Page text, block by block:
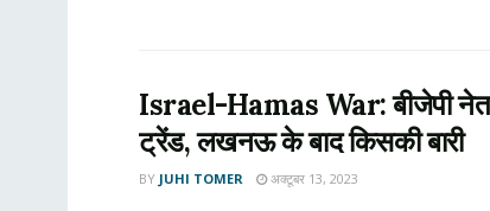
Israel-Hamas War: बीजेपी
ट्रेंड, लखनऊ के बाद किसकी बारी
BY JUHI TOMER अक्टूबर 13, 2023